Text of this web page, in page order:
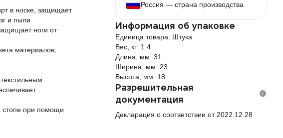
в носке, защищает
и пыли
ноги от
материалов,
стопе при помощи
Россия — страна производства
Информация об упаковке
Единица товара: Штука
Вес, кг: 1.4
Длина, мм: 31
Ширина, мм: 23
Высота, мм: 18
Разрешительная
документация
Декларация о соответствии от 2022.12.28